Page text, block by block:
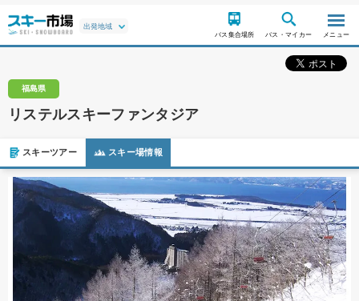
バス集合場所 バス・マイカー メニュー
福島県
リステルスキーファンタジア
スキーツアー スキー場情報